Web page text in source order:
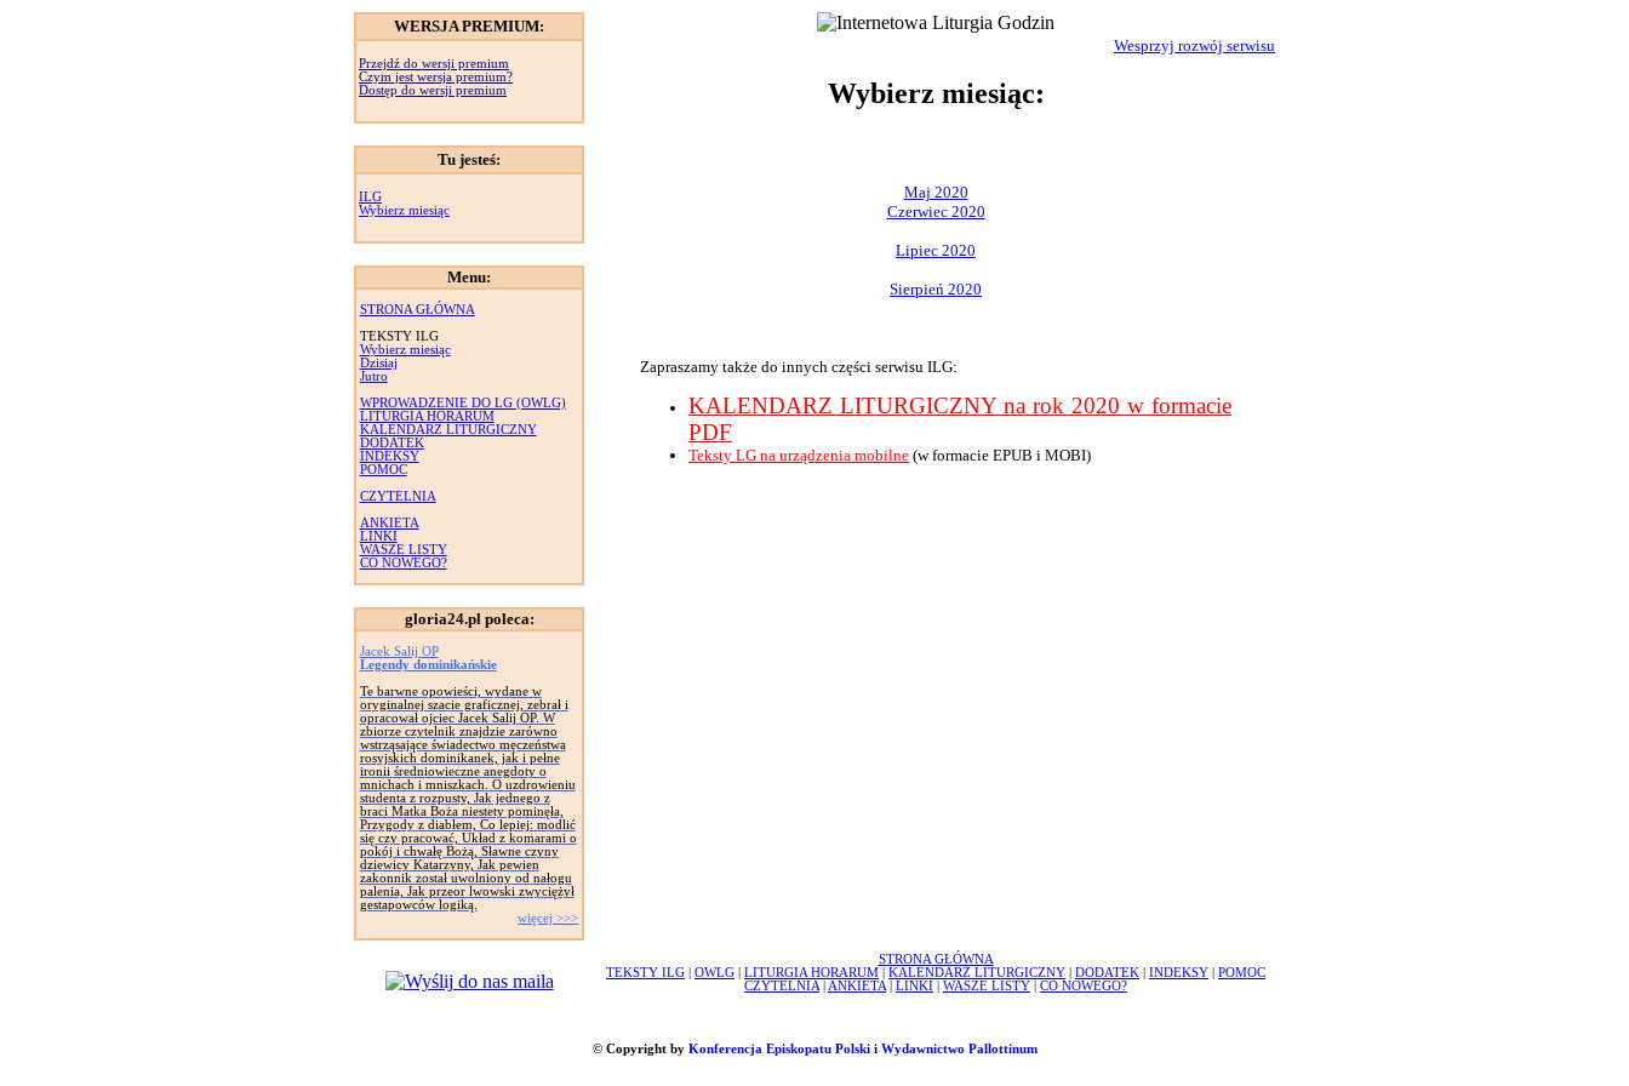
WERSJA PREMIUM:
Przejdź do wersji premium
Czym jest wersja premium?
Dostęp do wersji premium
Tu jesteś:
ILG
Wybierz miesiąc
Menu:
STRONA GŁÓWNA
TEKSTY ILG
Wybierz miesiąc
Dzisiaj
Jutro
WPROWADZENIE DO LG (OWLG)
LITURGIA HORARUM
KALENDARZ LITURGICZNY
DODATEK
INDEKSY
POMOC
CZYTELNIA
ANKIETA
LINKI
WASZE LISTY
CO NOWEGO?
gloria24.pl poleca:
Jacek Salij OP
Legendy dominikańskie
Te barwne opowieści, wydane w
oryginalnej szacie graficznej, zebrał i
opracował ojciec Jacek Salij OP. W
zbiorze czytelnik znajdzie zarówno
wstrząsające świadectwo męczeństwa
rosyjskich dominikanek, jak i pełne
ironii średniowieczne anegdoty o
mnichach i mniszkach. O uzdrowieniu
studenta z rozpusty, Jak jednego z
braci Matka Boża niestety pominęła,
Przygody z diabłem, Co lepiej: modlić
się czy pracować, Układ z komarami o
pokój i chwałę Bożą, Sławne czyny
dziewicy Katarzyny, Jak pewien
zakonnik został uwolniony od nałogu
palenia, Jak przeor lwowski zwyciężył
gestapowców logiką.
więcej >>>
Wesprzyj rozwój serwisu
Wybierz miesiąc:
Maj 2020
Czerwiec 2020
Lipiec 2020
Sierpień 2020
Zapraszamy także do innych części serwisu ILG:
KALENDARZ LITURGICZNY na rok 2020 w formacie
PDF
Teksty LG na urządzenia mobilne (w formacie EPUB i MOBI)
STRONA GŁÓWNA
TEKSTY ILG
OWLG LITURGIA HORARUM KALENDARZ LITURGICZNY DODATEK INDEKSY
POMOC
CZYTELNIA
ANKIETA LINKI WASZE LISTY CO NOWEGO?
© Copyright by Konferencja Episkopatu Polskii Wydawnictwo Pallottinum